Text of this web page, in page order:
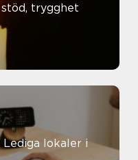
lokaler i